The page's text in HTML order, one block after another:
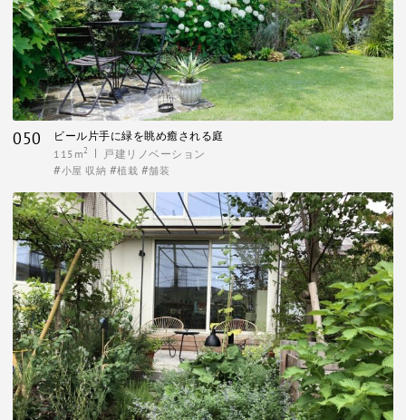
050
ビール片手に緑を眺め癒される庭
115m2 戸建リノベーション
小屋 収納 植栽 舗装